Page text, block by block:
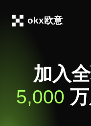
okx欧意
加入
5,000